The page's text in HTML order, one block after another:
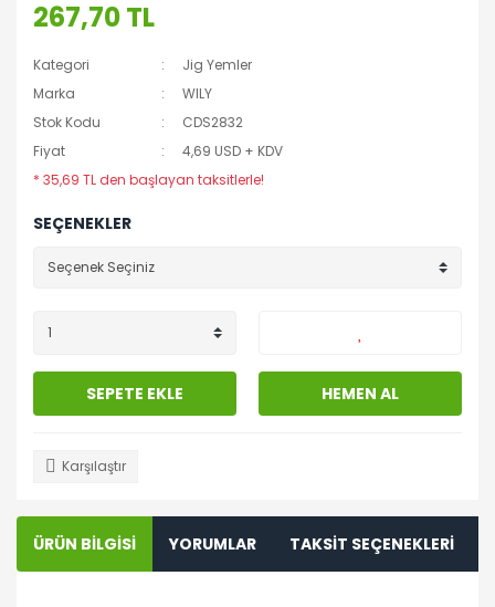
267,70 TL
Kategori
Jig Yemler
Marka
WILY
Stok Kodu
CDS2832
Fiyat
4,69 USD + KDV
* 35,69 TL den başlayan taksitlerle!
SEÇENEKLER
SEPETE EKLE HEMEN AL
Karşılaştır
ÜRÜN BİLGİSİ YORUMLAR TAKSİT SEÇENEKLERİ